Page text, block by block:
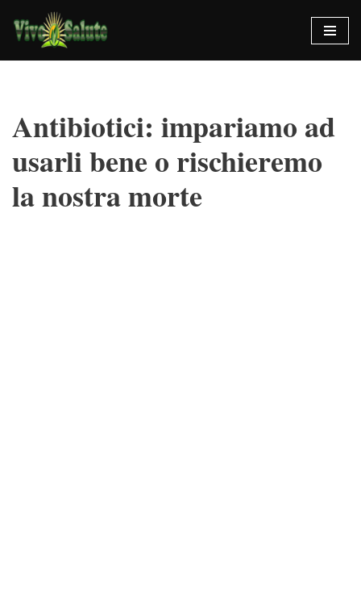
Vai
al
Antibiotici: impariamo ad
usarli bene o rischieremo
la nostra morte